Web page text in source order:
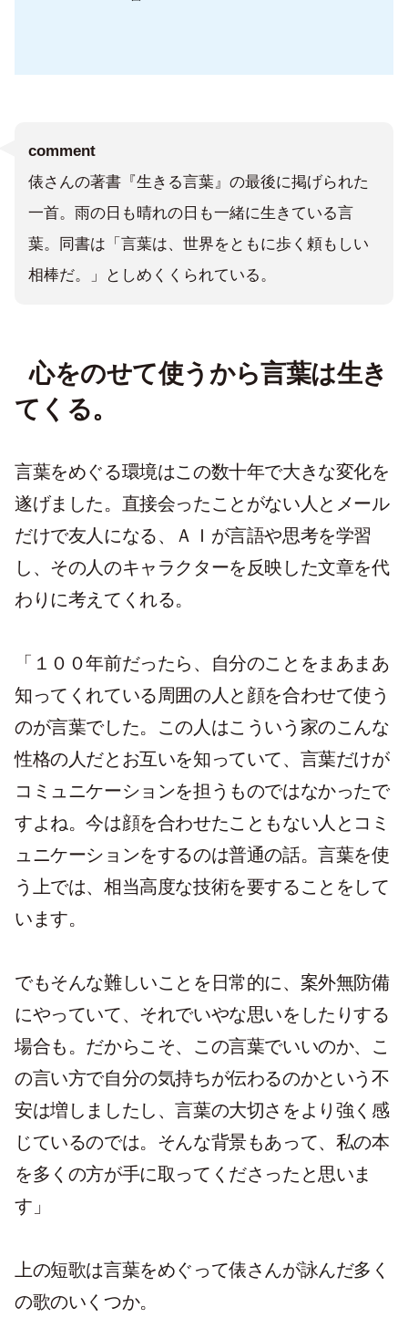
comment
俵さんの著書『生きる言葉』の最後に掲げられた
一首。雨の日も晴れの日も一緒に生きている言
葉。同書は「言葉は、世界をともに歩く頼もしい
相棒だ。」としめくくられている。
心をのせて使うから言葉は生き
てくる。
言葉をめぐる環境はこの数十年で大きな変化を
遂げました。直接会ったことがない人とメール
だけで友人になる、ＡＩが言語や思考を学習
し、その人のキャラクターを反映した文章を代
わりに考えてくれる。
「１００年前だったら、自分のことをまあまあ
知ってくれている周囲の人と顔を合わせて使う
のが言葉でした。この人はこういう家のこんな
性格の人だとお互いを知っていて、言葉だけが
コミュニケーションを担うものではなかったで
すよね。今は顔を合わせたこともない人とコミ
ュニケーションをするのは普通の話。言葉を使
う上では、相当高度な技術を要することをして
います。
でもそんな難しいことを日常的に、案外無防備
にやっていて、それでいやな思いをしたりする
場合も。だからこそ、この言葉でいいのか、こ
の言い方で自分の気持ちが伝わるのかという不
安は増しましたし、言葉の大切さをより強く感
じているのでは。そんな背景もあって、私の本
を多くの方が手に取ってくださったと思いま
す」
上の短歌は言葉をめぐって俵さんが詠んだ多く
の歌のいくつか。